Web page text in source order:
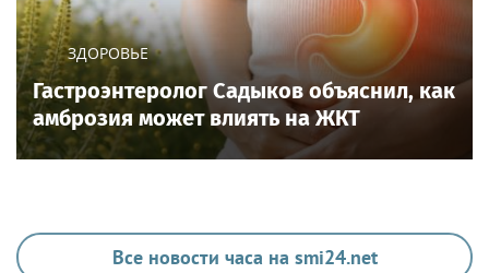
ЗДОРОВЬЕ
Гастроэнтеролог Садыков объяснил, как
амброзия может влиять на ЖКТ
Все новости часа на smi24.net